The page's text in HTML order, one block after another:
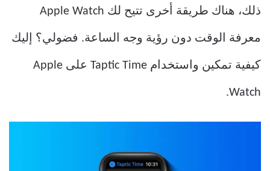
ذلك، هناك طريقة أخرى تتيح لك Apple Watch
معرفة الوقت دون رؤية وجه الساعة. فضولي؟ إليك
كيفية تمكين واستخدام Taptic Time على Apple
Watch.